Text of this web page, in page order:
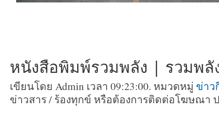
หนังสือพิมพ์รวมพลัง | รวมพลั
เขียนโดย Admin เวลา 09:23:00. หมวดหมู่ ข่าว
ข่าวสาร / ร้องทุกข์ หรือต้องการติดต่อโฆษณา